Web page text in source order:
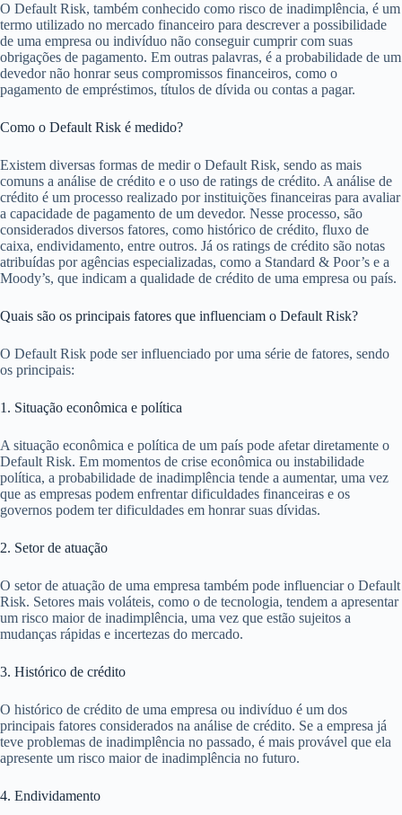
O Default Risk, também conhecido como risco de inadimplência, é um
termo utilizado no mercado financeiro para descrever a possibilidade
de uma empresa ou indivíduo não conseguir cumprir com suas
obrigações de pagamento. Em outras palavras, é a probabilidade de um
devedor não honrar seus compromissos financeiros, como o
pagamento de empréstimos, títulos de dívida ou contas a pagar.
Como o Default Risk é medido?
Existem diversas formas de medir o Default Risk, sendo as mais
comuns a análise de crédito e o uso de ratings de crédito. A análise de
crédito é um processo realizado por instituições financeiras para avaliar
a capacidade de pagamento de um devedor. Nesse processo, são
considerados diversos fatores, como histórico de crédito, fluxo de
caixa, endividamento, entre outros. Já os ratings de crédito são notas
atribuídas por agências especializadas, como a Standard & Poor’s e a
Moody’s, que indicam a qualidade de crédito de uma empresa ou país.
Quais são os principais fatores que influenciam o Default Risk?
O Default Risk pode ser influenciado por uma série de fatores, sendo
os principais:
1. Situação econômica e política
A situação econômica e política de um país pode afetar diretamente o
Default Risk. Em momentos de crise econômica ou instabilidade
política, a probabilidade de inadimplência tende a aumentar, uma vez
que as empresas podem enfrentar dificuldades financeiras e os
governos podem ter dificuldades em honrar suas dívidas.
2. Setor de atuação
O setor de atuação de uma empresa também pode influenciar o Default
Risk. Setores mais voláteis, como o de tecnologia, tendem a apresentar
um risco maior de inadimplência, uma vez que estão sujeitos a
mudanças rápidas e incertezas do mercado.
3. Histórico de crédito
O histórico de crédito de uma empresa ou indivíduo é um dos
principais fatores considerados na análise de crédito. Se a empresa já
teve problemas de inadimplência no passado, é mais provável que ela
apresente um risco maior de inadimplência no futuro.
4. Endividamento